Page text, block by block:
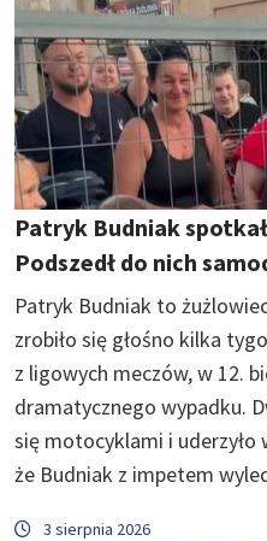
Patryk Budniak
Podszedł do nich
Patryk Budniak to
zrobiło się głośno kilka
z ligowych meczów, w 12.
dramatycznego wypadku.
się motocyklami i uderzyło
że Budniak z impetem
3 sierpnia 2026